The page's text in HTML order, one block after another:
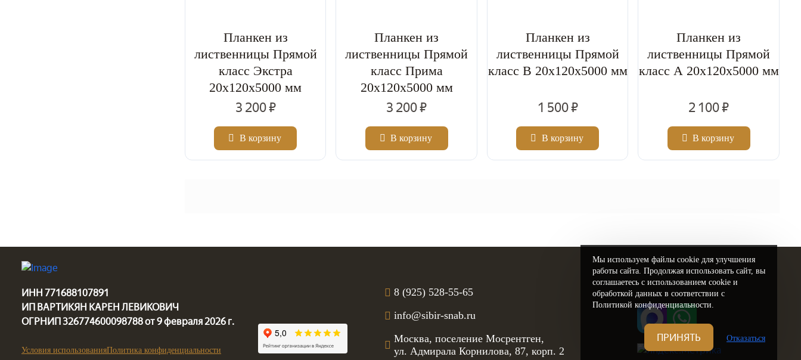
Мы используем файлы cookie для улучшения
работы сайта. Продолжая использовать сайт, вы
соглашаетесь с использованием cookie и
обработкой данных в соответствии с
Политикой конфиденциальности.
Отказаться
ПРИНЯТЬ
Экстра
Планкен из
лиственницы Прямой
класс Экстра
20x120x5000 мм
3 200 ₽
В корзину
ПРИМА
Планкен из
лиственницы Прямой
класс Прима
20x120x5000 мм
3 200 ₽
В корзину
Класс B
Планкен из
лиственницы Прямой
класс В 20x120x5000 мм
1 500 ₽
В корзину
Класс A
Планкен из
лиственницы Прямой
класс А 20x120x5000 мм
2 100 ₽
В корзину
ИНН 771688107891
ИП ВАРТИКЯН КАРЕН ЛЕВИКОВИЧ
ОГРНИП 326774600098788 от 9 февраля 2026 г.
Условия использованияПолитика конфиденциальности
8 (925) 528-55-65
info@sibir-snab.ru
Москва, поселение Мосрентген,
ул. Адмирала Корнилова, 87, корп. 2